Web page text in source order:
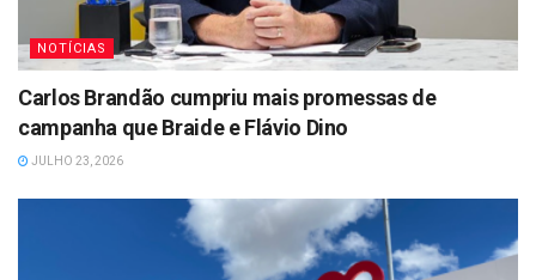
NOTÍCIAS
Carlos Brandão cumpriu mais promessas de
campanha que Braide e Flávio Dino
JULHO 23, 2026